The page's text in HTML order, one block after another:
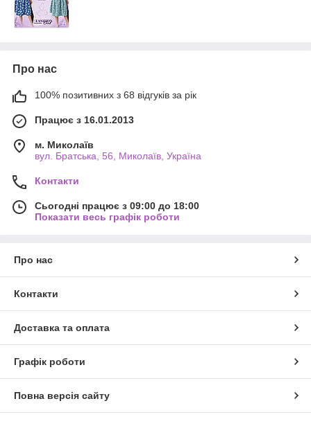
Про нас
100% позитивних з 68 відгуків за рік
Працює з 16.01.2013
м. Миколаїв
вул. Братська, 56, Миколаїв, Україна
Контакти
Сьогодні працює з 09:00 до 18:00
Показати весь графік роботи
Про нас
Контакти
Доставка та оплата
Графік роботи
Повна версія сайту